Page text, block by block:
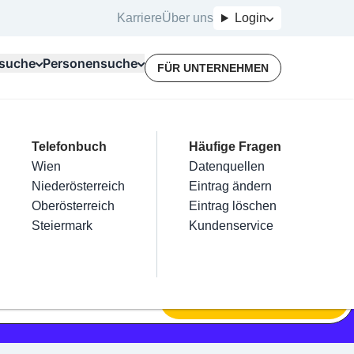
KarriereÜber uns Login
Kategorien
Friseur
Nägel
Haarentfernung
Make-Up
Für Unternehmer
Terminbuchung
Kostenlose Beratung
Top Branchen
Elektriker
Installateure
Maler & Lackierer
Branchen A-Z
Mein Firmeneintrag
Eintrag hinzufügen
Eintrag beanspruchen
Eintrag verwalten
Eintrag bewerben
Personensuche
Telefonbuch
Wien
Niederösterreich
Oberösterreich
Steiermark
Häufige Fragen
Datenquellen
Eintrag ändern
Eintrag löschen
Kundenservice
FÜR UNTERNEHMEN